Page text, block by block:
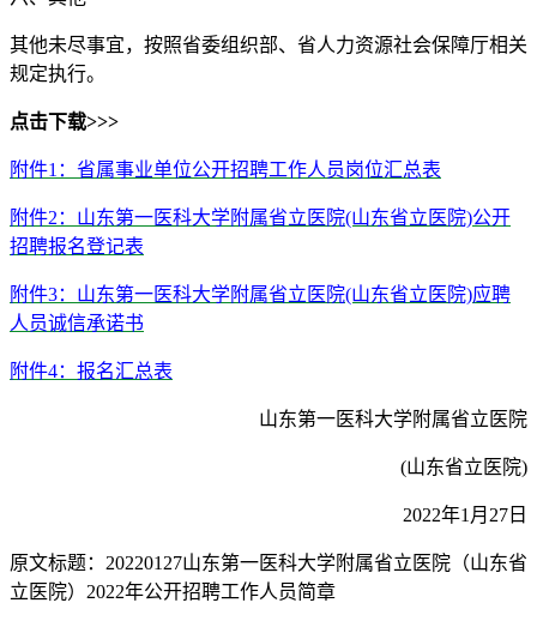
其他未尽事宜，按照省委组织部、省人力资源社会保障厅相关
规定执行。
点击下载>>>
附件1：省属事业单位公开招聘工作人员岗位汇总表
附件2：山东第一医科大学附属省立医院(山东省立医院)公开
招聘报名登记表
附件3：山东第一医科大学附属省立医院(山东省立医院)应聘
人员诚信承诺书
附件4：报名汇总表
山东第一医科大学附属省立医院
(山东省立医院)
2022年1月27日
原文标题：20220127山东第一医科大学附属省立医院（山东省
立医院）2022年公开招聘工作人员简章